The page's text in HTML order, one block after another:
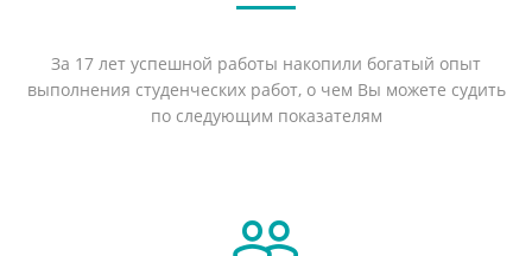
За 17 лет успешной работы накопили богатый опыт
выполнения студенческих работ, о чем Вы можете судить
по следующим показателям